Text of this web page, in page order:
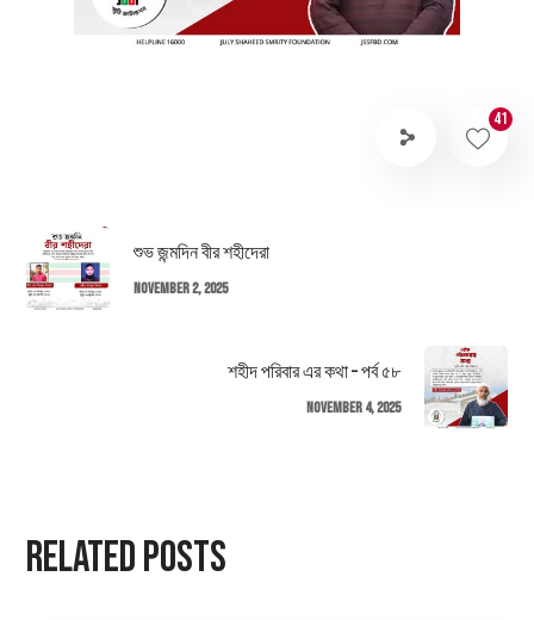
41
শুভ জন্মদিন বীর শহীদেরা
November 2, 2025
শহীদ পরিবার এর কথা – পর্ব ৫৮
November 4, 2025
Related Posts